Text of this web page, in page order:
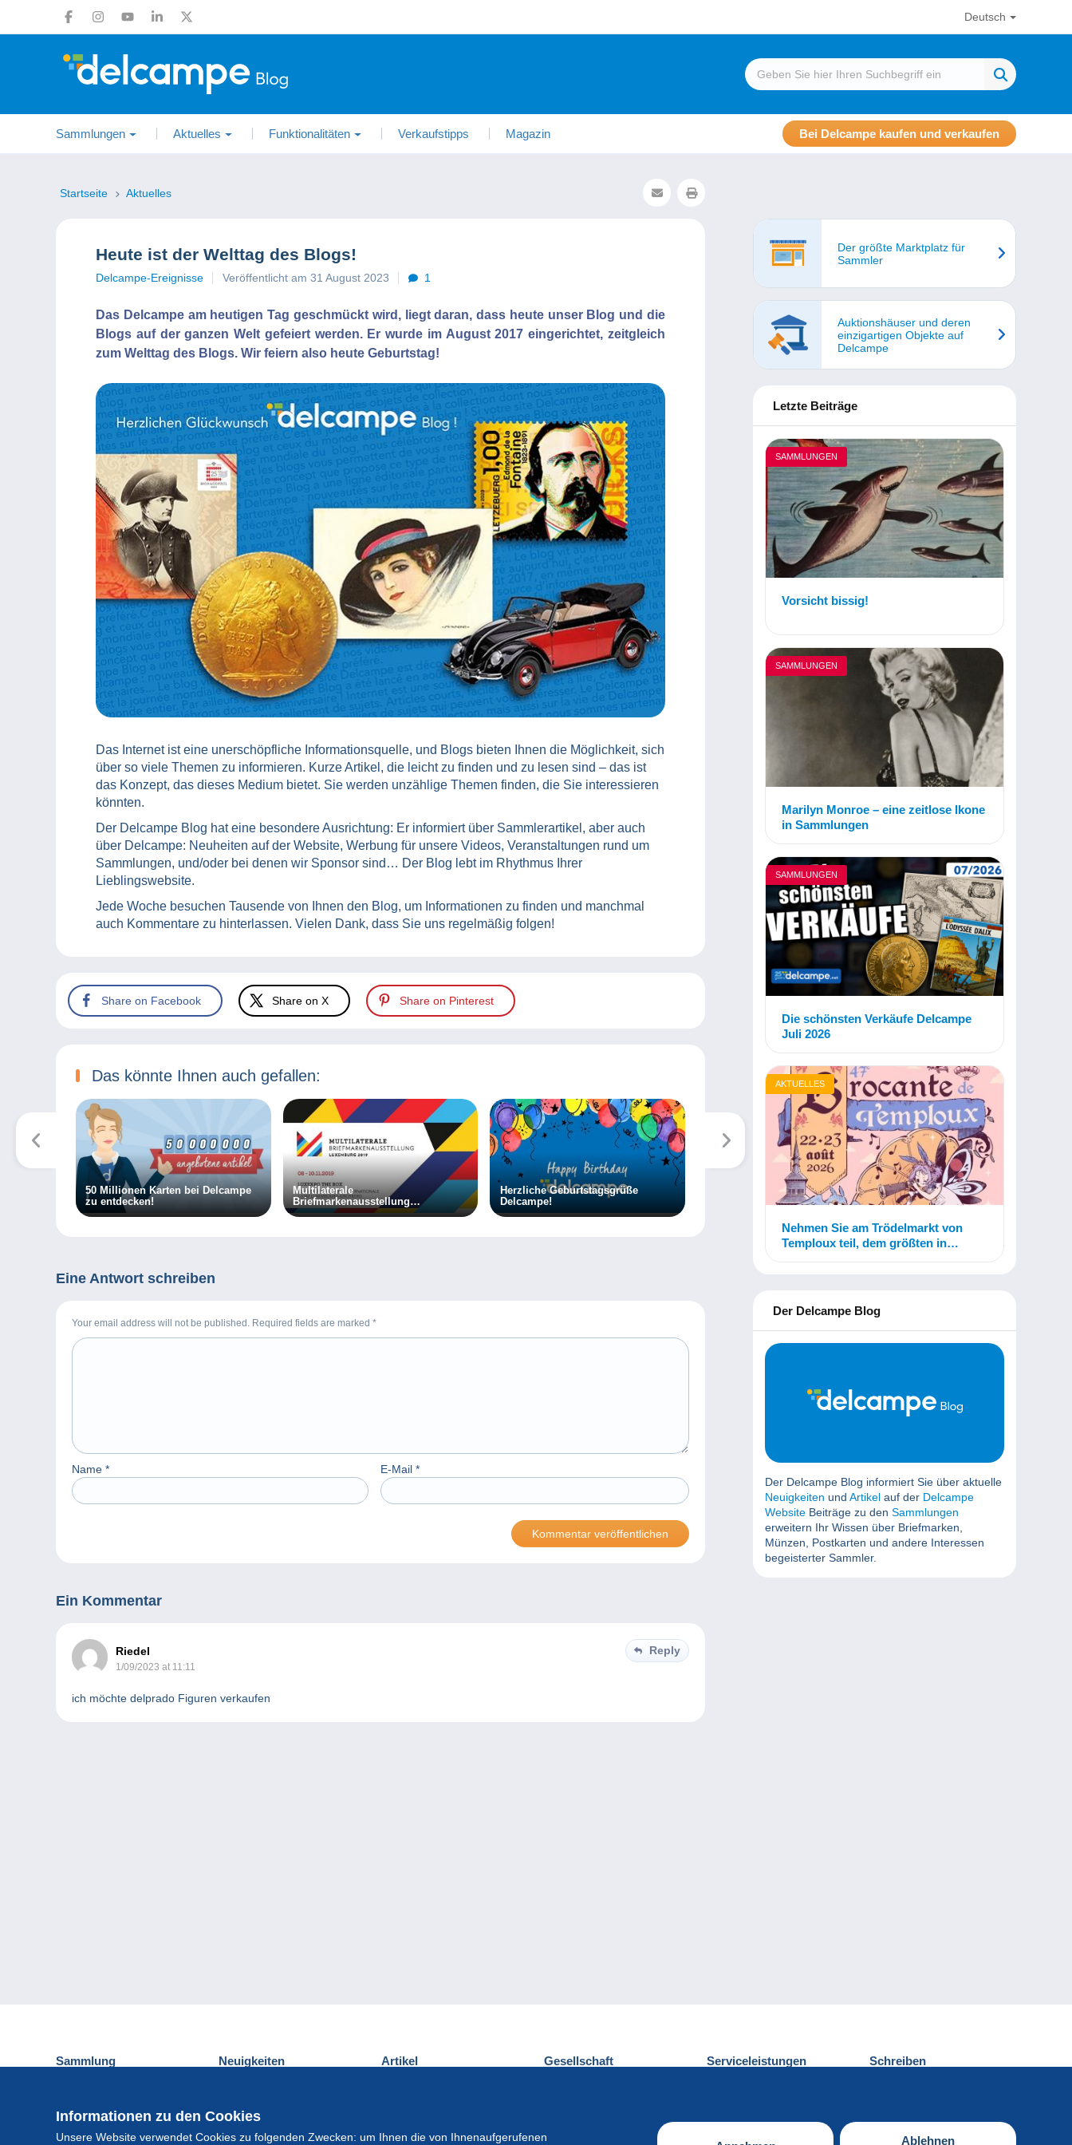
Deutsch
Sammlungen Aktuelles Funktionalitäten Verkaufstipps Magazin Bei Delcampe kaufen und verkaufen
Startseite Aktuelles
Heute ist der Welttag des Blogs!
Delcampe-Ereignisse Veröffentlicht am 31 August 2023 1
Das Delcampe am heutigen Tag geschmückt wird, liegt daran, dass heute unser Blog und die
Blogs auf der ganzen Welt gefeiert werden. Er wurde im August 2017 eingerichtet, zeitgleich
zum Welttag des Blogs. Wir feiern also heute Geburtstag!
Das Internet ist eine unerschöpfliche Informationsquelle, und Blogs bieten Ihnen die Möglichkeit, sich
über so viele Themen zu informieren. Kurze Artikel, die leicht zu finden und zu lesen sind – das ist
das Konzept, das dieses Medium bietet. Sie werden unzählige Themen finden, die Sie interessieren
könnten.
Der Delcampe Blog hat eine besondere Ausrichtung: Er informiert über Sammlerartikel, aber auch
über Delcampe: Neuheiten auf der Website, Werbung für unsere Videos, Veranstaltungen rund um
Sammlungen, und/oder bei denen wir Sponsor sind… Der Blog lebt im Rhythmus Ihrer
Lieblingswebsite.
Jede Woche besuchen Tausende von Ihnen den Blog, um Informationen zu finden und manchmal
auch Kommentare zu hinterlassen. Vielen Dank, dass Sie uns regelmäßig folgen!
Share on Facebook Share on X Share on Pinterest
Das könnte Ihnen auch gefallen:
50 Millionen Karten bei Delcampe
zu entdecken!
Multilaterale
Briefmarkenausstellung
Luxemburg 2019 Unter der
Herzliche Geburtstagsgrüße
Delcampe!
Eine Antwort schreiben
Your email address will not be published. Required fields are marked *
Name * E-Mail *
Ein Kommentar
Riedel
1/09/2023 at 11:11
Reply
ich möchte delprado Figuren verkaufen
Der größte Marktplatz für
Sammler
Auktionshäuser und deren
einzigartigen Objekte auf
Delcampe
Letzte Beiträge
SAMMLUNGEN
Vorsicht bissig!
SAMMLUNGEN
Marilyn Monroe – eine zeitlose Ikone
in Sammlungen
SAMMLUNGEN
Die schönsten Verkäufe Delcampe
Juli 2026
AKTUELLES
Nehmen Sie am Trödelmarkt von
Temploux teil, dem größten in
Der Delcampe Blog
Der Delcampe Blog informiert Sie über aktuelle
Neuigkeiten und Artikel auf der Delcampe
Website Beiträge zu den Sammlungen
erweitern Ihr Wissen über Briefmarken,
Münzen, Postkarten und andere Interessen
begeisterter Sammler.
Informationen zu den Cookies
Unsere Website verwendet Cookies zu folgenden Zwecken: um Ihnen die von Ihnenaufgerufenen Ablehnen
Sammlung
Münzen und Banknoten
Andere Sammlungen
Neuigkeiten Artikel Gesellschaft Serviceleistungen Schreiben